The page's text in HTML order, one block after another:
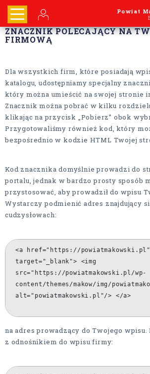
Powiat
ZNACZNIK POLECAJĄCY NA
FIRMOWĄ
Dla wszystkich firm, które posiadają
katalogu, udostępniamy specjalny
który można umieścić na swojej stronie
Znacznik można pobrać w kilku
klikając na przycisk „Pobierz” obok
Przygotowaliśmy również kod, który
bezpośrednio w kodzie HTML Twojej
Kod znacznika domyślnie prowadzi do
portalu, jednak w bardzo prosty sposób
przystosować, aby prowadził do wpisu
Wystarczy podmienić adres znajdujący
cudzysłowach:
<a href="https://powiatmakowski.pl"
target="_blank"> <img
src="https://powiatmakowski.pl/wp-
content/themes/makow/img/
alt="powiatmakowski.pl"/> </a>
na adres prowadzący do Twojego
z odnośnikiem do wpisu firmy: